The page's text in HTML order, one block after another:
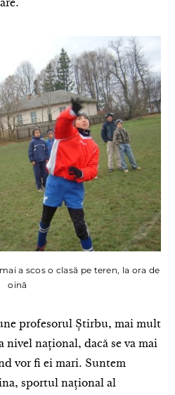
a scos o clasă pe teren, la ora de
oină
profesorul Știrbu, mai mult
nivel național, dacă se va mai
vor fi ei mari. Suntem
sportul național al